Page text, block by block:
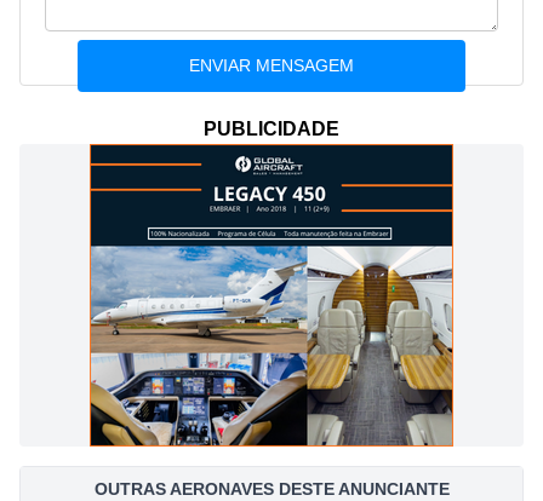
PUBLICIDADE
OUTRAS AERONAVES DESTE ANUNCIANTE